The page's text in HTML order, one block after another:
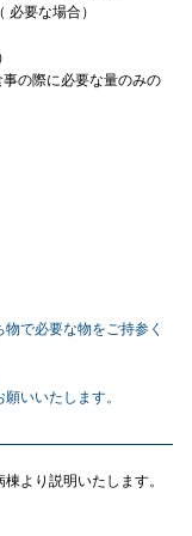
要な場合）
の際に必要な量のみの
で必要な物をご持参く
いいたします。
より説明いたします。